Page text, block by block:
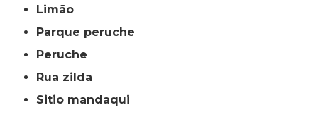
limão
parque peruche
peruche
rua zilda
sitio mandaqui